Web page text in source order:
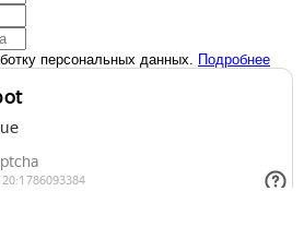
персональных данных. Подробнее